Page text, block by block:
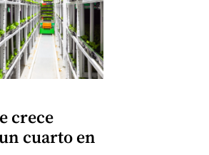
crece
cuarto en